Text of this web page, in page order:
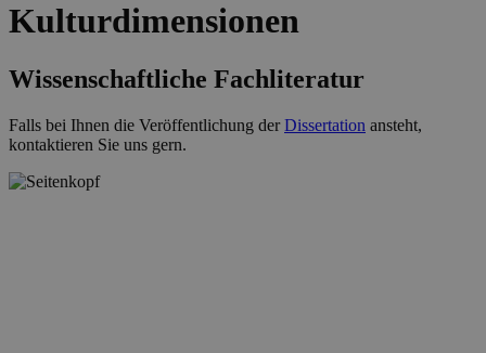
Kulturdimensionen
Wissenschaftliche Fachliteratur
Falls bei Ihnen die Veröffentlichung derDissertation ansteht,
kontaktieren Sie uns gern.